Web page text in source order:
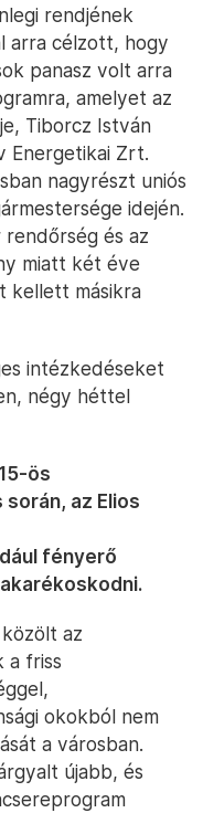
rendjének
arra célzott, hogy
panasz volt arra
amelyet az
Tiborcz István
Energetikai Zrt.
nagyrészt uniós
idején.
és az
miatt két éve
kellett másikra
intézkedéseket
négy héttel
ös
az Elios
fényerő
az
a friss
okokból nem
a városban.
újabb, és